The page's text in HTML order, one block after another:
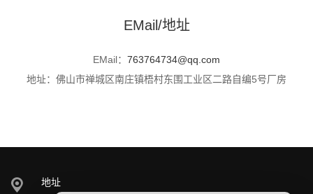
EMail/地址
EMail： 763764734@qq.com
地址：佛山市禅城区南庄镇梧村东围工业区二路自编5号厂房
地址